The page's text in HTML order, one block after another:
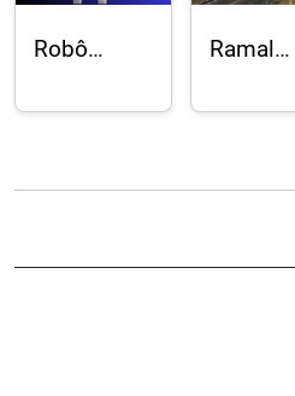
Robô
Tobias
sobre IA na
Week
Ramal
dos
Teresa
após 20